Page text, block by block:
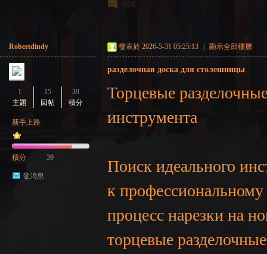
回復
Robertdindy
1
主題
15
回帖
39
積分
新手上路
積分 39
發消息
發表於 2026-5-31 05:25:13 顯示全部樓層
разделочная доска для столешницы
Торцевые
инструмента
Поиск идеального
к профессиональному
процесс нарезки на
торцевые